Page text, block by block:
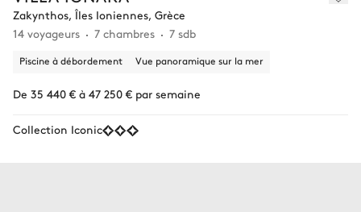
Zakynthos, Îles Ioniennes, Grèce
14 voyageurs
7 chambres 7 sdb
Piscine à débordement Vue panoramique sur la mer
De 35 440 € à 47 250 € par semaine
Collection Iconic